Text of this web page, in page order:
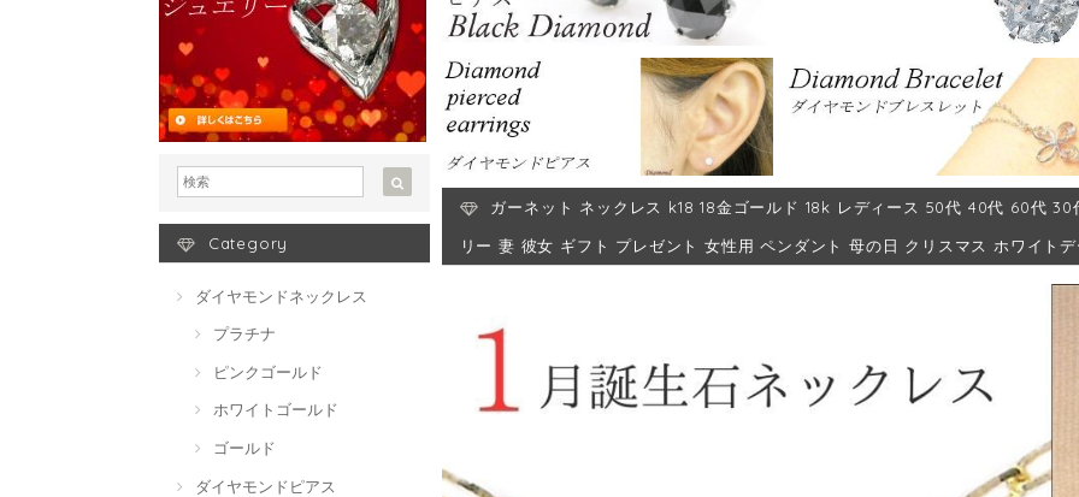
Category
ダイヤモンドネックレス
プラチナ
ピンクゴールド
ホワイトゴールド
ゴールド
ダイヤモンドピアス
ガーネット ネックレス k18 18金ゴールド 18k レディース 50代 40代 60代
リー 妻 彼女 ギフト プレゼント 女性用 ペンダント 母の日 クリスマス ホワイト